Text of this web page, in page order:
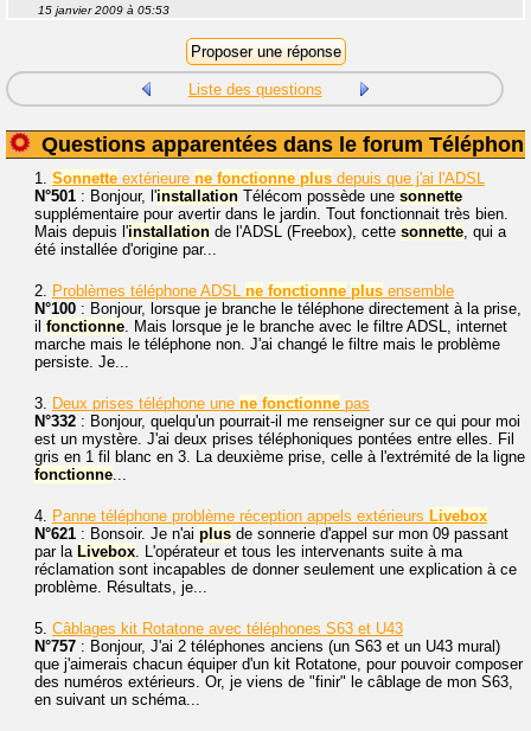
15 janvier 2009 à 05:53
Liste des questions
Questions apparentées dans le forum
1. Sonnette extérieure ne fonctionne plus depuis que j'ai l'ADSL
N°501 : Bonjour, l'installation Télécom possède une sonnette
supplémentaire pour avertir dans le jardin. Tout fonctionnait très bien.
Mais depuis l'installation de l'ADSL (Freebox), cette sonnette, qui a
été installée d'origine par...
2. Problèmes téléphone ADSL ne fonctionne plus ensemble
N°100 : Bonjour, lorsque je branche le téléphone directement à la prise,
il fonctionne. Mais lorsque je le branche avec le filtre ADSL, internet
marche mais le téléphone non. J'ai changé le filtre mais le problème
persiste. Je...
3. Deux prises téléphone une ne fonctionne pas
N°332 : Bonjour, quelqu'un pourrait-il me renseigner sur ce qui pour moi
est un mystère. J'ai deux prises téléphoniques pontées entre elles. Fil
gris en 1 fil blanc en 3. La deuxième prise, celle à l'extrémité de la ligne
fonctionne...
4. Panne téléphone problème réception appels extérieurs Livebox
N°621 : Bonsoir. Je n'ai plus de sonnerie d'appel sur mon 09 passant
par la Livebox. L'opérateur et tous les intervenants suite à ma
réclamation sont incapables de donner seulement une explication à ce
problème. Résultats, je...
5. Câblages kit Rotatone avec téléphones S63 et U43
N°757 : Bonjour, J'ai 2 téléphones anciens (un S63 et un U43 mural)
que j'aimerais chacun équiper d'un kit Rotatone, pour pouvoir composer
des numéros extérieurs. Or, je viens de "finir" le câblage de mon S63,
en suivant un schéma...